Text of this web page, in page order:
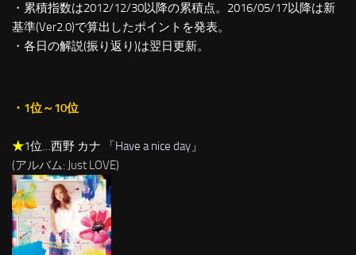
・累積指数は2012/12/30以降の累積点。2016/05/17以降は新
基準(Ver2.0)で算出したポイントを発表。
・各日の解説(振り返り)は翌日更新。
・1位～10位
★1位…西野 カナ 「Have a nice day 」
(アルバム: Just LOVE)